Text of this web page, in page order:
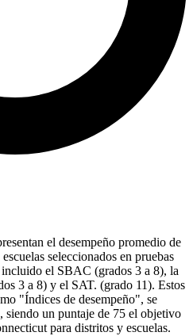
el desempeño promedio de
seleccionados en pruebas
incluido el SBAC (grados 3 a 8), la
3 a 8) y el SAT. (grado 11). Estos
"Índices de desempeño", se
siendo un puntaje de 75 el objetivo
para distritos y escuelas.